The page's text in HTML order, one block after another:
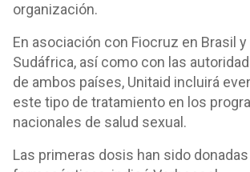
organización.
En asociación con Fiocruz en Brasil y
Sudáfrica, así como con las
de ambos países, Unitaid incluirá
este tipo de tratamiento en los
nacionales de salud sexual.
Las primeras dosis han sido